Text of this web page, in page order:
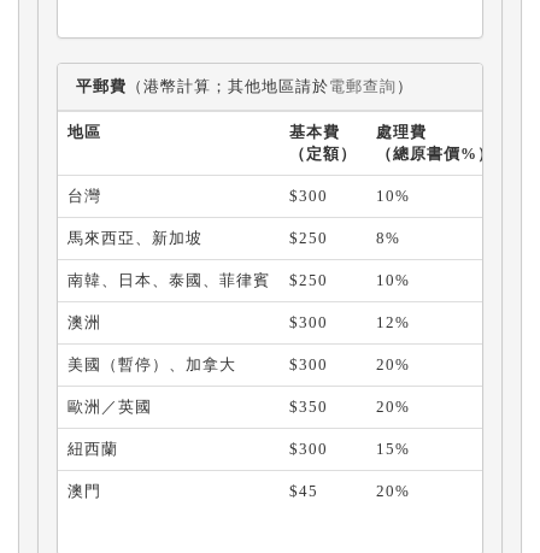
平郵費 （港幣計算；其他地區請於電郵查詢 ）
地區
基本費
（定額）
處理費
（總原書價%）
台灣 $300 10%
馬來西亞、新加坡 $250 8%
南韓、日本、泰國、菲律賓 $250 10%
澳洲 $300 12%
美國（暫停）、加拿大 $300 20%
歐洲／英國 $350 20%
紐西蘭 $300 15%
澳門 $45 20%